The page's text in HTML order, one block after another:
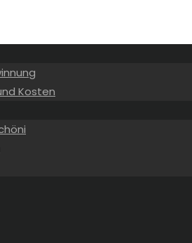
Kosten